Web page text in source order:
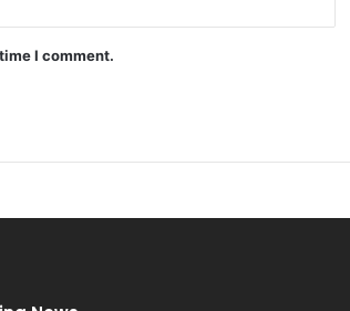
I comment.